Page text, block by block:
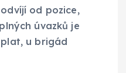
od pozice,
úvazků je
plat, u brigád